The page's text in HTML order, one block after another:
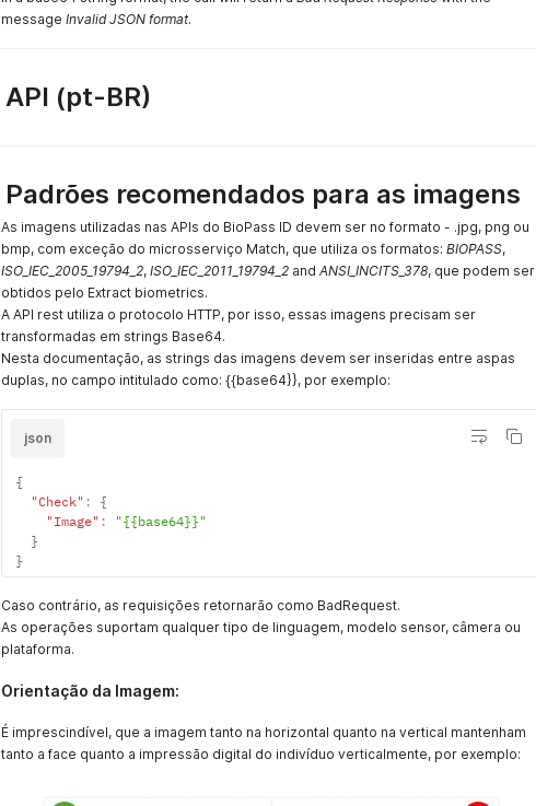
message Invalid JSON format.
API (pt-BR)
Padrões recomendados para as imagens
As imagens utilizadas nas APIs do BioPass ID devem ser no formato - .jpg, png ou
bmp, com exceção do microsserviço Match, que utiliza os formatos: BIOPASS,
ISO_IEC_2005_19794_2, ISO_IEC_2011_19794_2 and ANSI_INCITS_378, que podem ser
obtidos pelo Extract biometrics.
A API rest utiliza o protocolo HTTP, por isso, essas imagens precisam ser
transformadas em strings Base64.
Nesta documentação, as strings das imagens devem ser inseridas entre aspas
duplas, no campo intitulado como: {{base64}}, por exemplo:
json
{
"Check" :
{
"Image" :
"{{base64}}"
}
}
Caso contrário, as requisições retornarão como BadRequest.
As operações suportam qualquer tipo de linguagem, modelo sensor, câmera ou
plataforma.
Orientação da Imagem:
É imprescindível, que a imagem tanto na horizontal quanto na vertical mantenham
tanto a face quanto a impressão digital do indivíduo verticalmente, por exemplo: